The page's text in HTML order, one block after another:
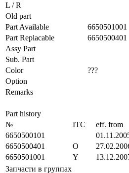
L / R
Old part
Part Available
6650501001
Part Replacable
6650500401
Assy Part
Sub. Part
Color
???
Option
Remarks
Part history
№
ITC eff. from
6650500101
6650500401
O
6650501001
Y
Запчасти в группах